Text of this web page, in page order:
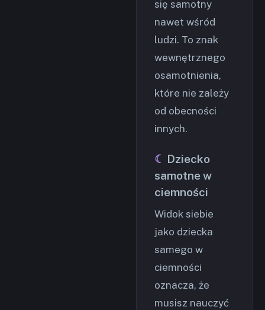
się samotny
nawet wśród
ludzi. To znak
wewnętrznego
osamotnienia,
które nie zależy
od obecności
innych.
Dziecko
samotne w
ciemności
Widok siebie
jako dziecka
samego w
ciemności
oznacza, że
musisz nauczyć